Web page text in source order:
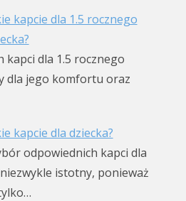
kapcie dla 1.5 rocznego
dla 1.5 rocznego
dla jego komfortu oraz
kapcie dla dziecka?
odpowiednich kapci dla
istotny, ponieważ